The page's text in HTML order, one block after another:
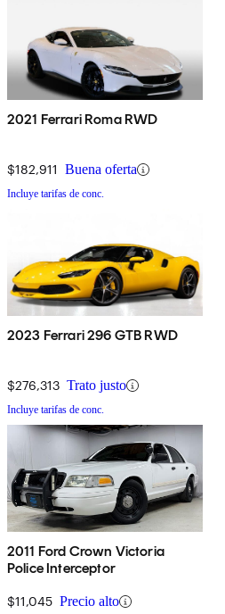
2021 Ferrari Roma RWD
$182,911 Buena oferta
Incluye tarifas de conc.
2023 Ferrari 296 GTB RWD
$276,313 Trato justo
Incluye tarifas de conc.
2011 Ford Crown Victoria
Police Interceptor
$11,045 Precio alto